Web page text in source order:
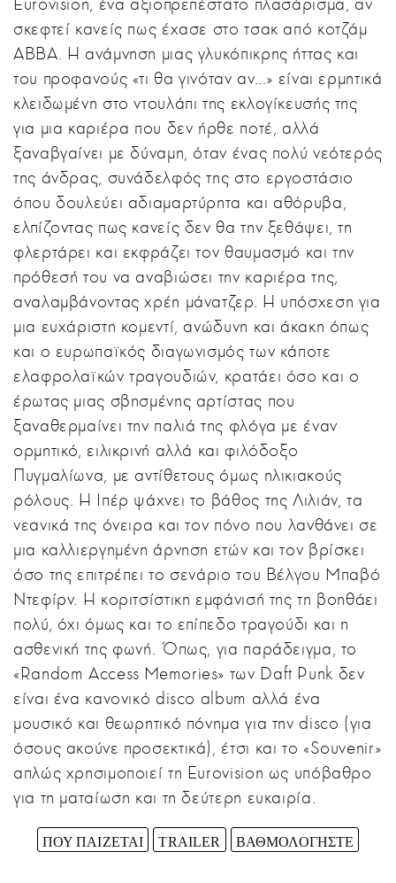
σκεφτεί κανείς πως έχασε στο τσακ από κοτζάμ
ABBA. Η ανάμνηση μιας γλυκόπικρης ήττας και
του προφανούς «τι θα γινόταν αν...» είναι ερμητικά
κλειδωμένη στο ντουλάπι της εκλογίκευσής της
για μια καριέρα που δεν ήρθε ποτέ, αλλά
ξαναβγαίνει με δύναμη, όταν ένας πολύ νεότερός
της άνδρας, συνάδελφός της στο εργοστάσιο
όπου δουλεύει αδιαμαρτύρητα και αθόρυβα,
ελπίζοντας πως κανείς δεν θα την ξεθάψει, τη
φλερτάρει και εκφράζει τον θαυμασμό και την
πρόθεσή του να αναβιώσει την καριέρα της,
αναλαμβάνοντας χρέη μάνατζερ. Η υπόσχεση για
μια ευχάριστη κομεντί, ανώδυνη και άκακη όπως
και ο ευρωπαϊκός διαγωνισμός των κάποτε
ελαφρολαϊκών τραγουδιών, κρατάει όσο και ο
έρωτας μιας σβησμένης αρτίστας που
ξαναθερμαίνει την παλιά της φλόγα με έναν
ορμητικό, ειλικρινή αλλά και φιλόδοξο
Πυγμαλίωνα, με αντίθετους όμως ηλικιακούς
ρόλους. Η Ιπέρ ψάχνει το βάθος της Λιλιάν, τα
νεανικά της όνειρα και τον πόνο που λανθάνει σε
μια καλλιεργημένη άρνηση ετών και τον βρίσκει
όσο της επιτρέπει το σενάριο του Βέλγου Μπαβό
Ντεφίρν. Η κοριτσίστικη εμφάνισή της τη βοηθάει
πολύ, όχι όμως και το επίπεδο τραγούδι και η
ασθενική της φωνή. Όπως, για παράδειγμα, το
«Random Access Memories» των Daft Punk δεν
είναι ένα κανονικό disco album αλλά ένα
μουσικό και θεωρητικό πόνημα για την disco (για
όσους ακούνε προσεκτικά), έτσι και το «Souvenir»
απλώς χρησιμοποιεί τη Eurovision ως υπόβαθρο
για τη ματαίωση και τη δεύτερη ευκαιρία.
ΠΟΥ ΠΑΙΖΕΤΑΙ TRAILER ΒΑΘΜΟΛΟΓΗΣΤΕ